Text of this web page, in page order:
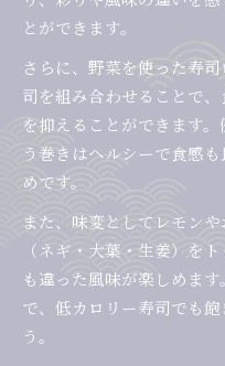
とができます。
さらに、野菜を使った寿
司を組み合わせることで
を抑えることができます
う巻きはヘルシーで食感
めです。
また、味変としてレモン
（ネギ・大葉・生姜）を
も違った風味が楽しめま
で、低カロリー寿司でも
う。